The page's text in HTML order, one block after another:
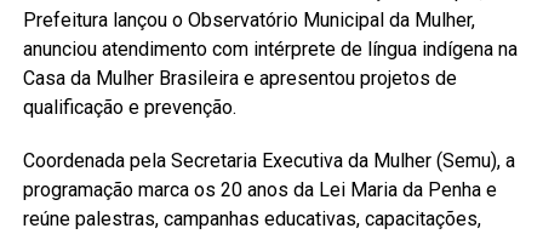
Prefeitura lançou o Observatório Municipal da Mulher,
anunciou atendimento com intérprete de língua indígena na
Casa da Mulher Brasileira e apresentou projetos de
qualificação e prevenção.
Coordenada pela Secretaria Executiva da Mulher (Semu), a
programação marca os 20 anos da Lei Maria da Penha e
reúne palestras, campanhas educativas, capacitações,